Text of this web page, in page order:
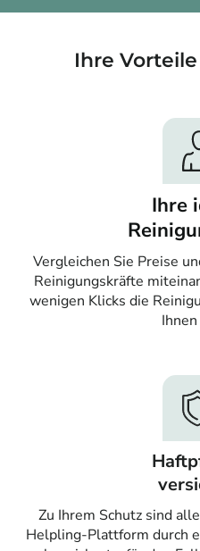
Ihre
Ihre
Vergleichen Sie Preise
Reinigungskräfte
wenigen Klicks die
Zu Ihrem Schutz sind
Helpling-Plattform durch